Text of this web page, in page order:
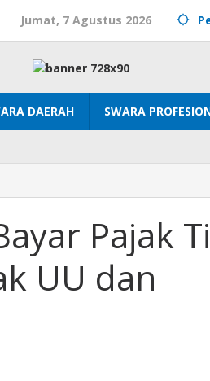
Jumat, 7 Agustus 2026
DAERAH SWARA
Pajak
UU dan